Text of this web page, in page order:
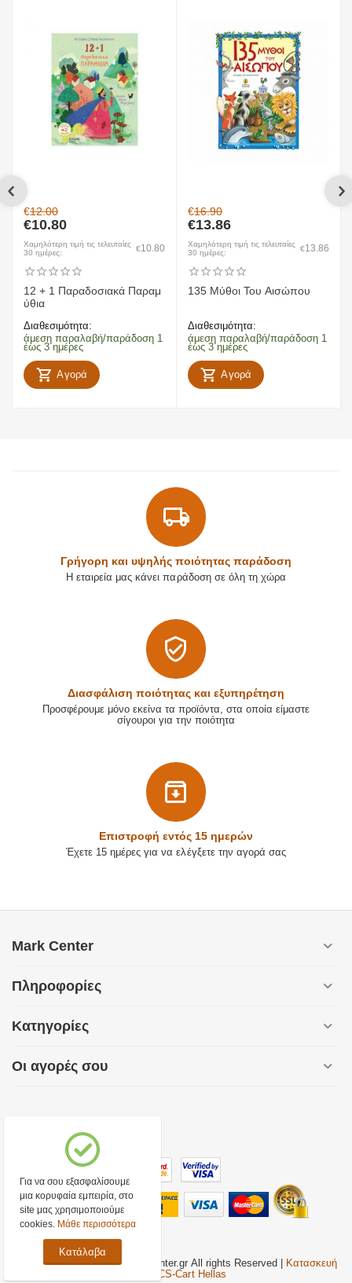
€12.00
€10.80
Χαμηλότερη τιμή τις τελευταίες
30 ημέρες:
€10.80
12 + 1 Παραδοσιακά Παραμ
ύθια
Διαθεσιμότητα:
άμεση παραλαβή/παράδοση 1
έως 3 ημέρες
Αγορά
€16.90
€13.86
Χαμηλότερη τιμή τις τελευταίες
30 ημέρες:
€13.86
135 Μύθοι Του Αισώπου
Διαθεσιμότητα:
άμεση παραλαβή/παράδοση 1
έως 3 ημέρες
Αγορά
Γρήγορη και υψηλής ποιότητας παράδοση
Η εταιρεία μας κάνει παράδοση σε όλη τη χώρα
Διασφάλιση ποιότητας και εξυπηρέτηση
Προσφέρουμε μόνο εκείνα τα προϊόντα, στα οποία είμαστε
σίγουροι για την ποιότητα
Επιστρoφή εντός 15 ημερών
Έχετε 15 ημέρες για να ελέγξετε την αγορά σας
Mark Center
Πληροφορίες
Κατηγορίες
Οι αγορές σου
Copyright © 2016-2020. Markcenter.gr All rights Reserved |
Κατασκευή
eShop CS-Cart Hellas
Για να σου εξασφαλίσουμε
μια κορυφαία εμπειρία, στο
site μας χρησιμοποιούμε
cookies. Μάθε περισσότερα
Κατάλαβα